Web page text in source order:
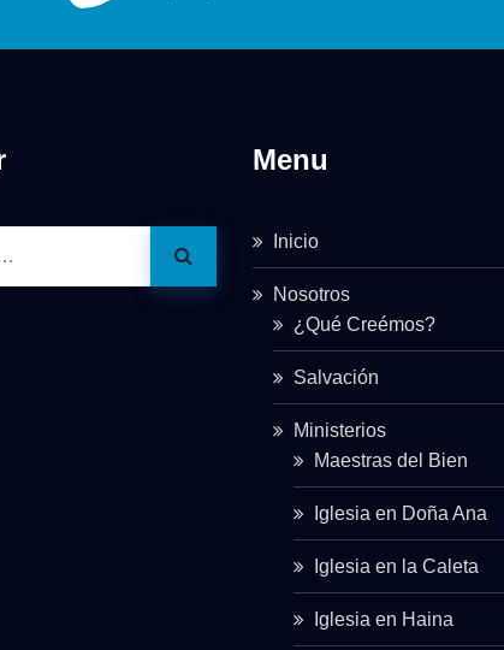
Menu
Inicio
Nosotros
¿Qué Creémos?
Salvación
Ministerios
Maestras del Bien
Iglesia en Doña Ana
Iglesia en la Caleta
Iglesia en Haina